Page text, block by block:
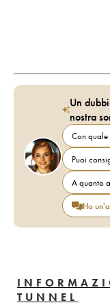
Un
nostra
Con
Puoi
A quanto
Ho
TUNNEL